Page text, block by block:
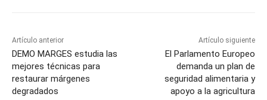
Artículo anterior
DEMO MARGES estudia las
mejores técnicas para
restaurar márgenes
degradados
Artículo siguiente
El Parlamento Europeo
demanda un plan de
seguridad alimentaria y
apoyo a la agricultura